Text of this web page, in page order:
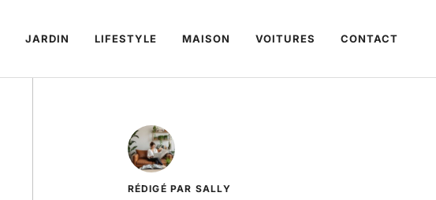
JARDIN LIFESTYLE MAISON VOITURES CONTACT
RÉDIGÉ PAR SALLY